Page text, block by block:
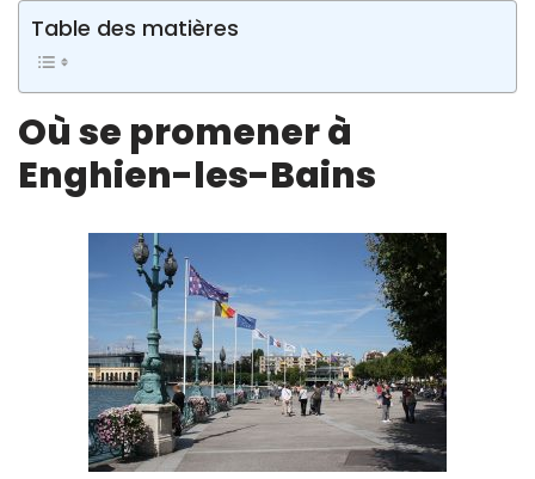
Table des matières
Où se promener à
Enghien-les-Bains